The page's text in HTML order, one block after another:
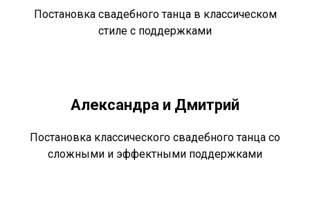
Постановка свадебного танца в классическом
стиле с поддержками
Александра и Дмитрий
Постановка классического свадебного танца со
сложными и эффектными поддержками